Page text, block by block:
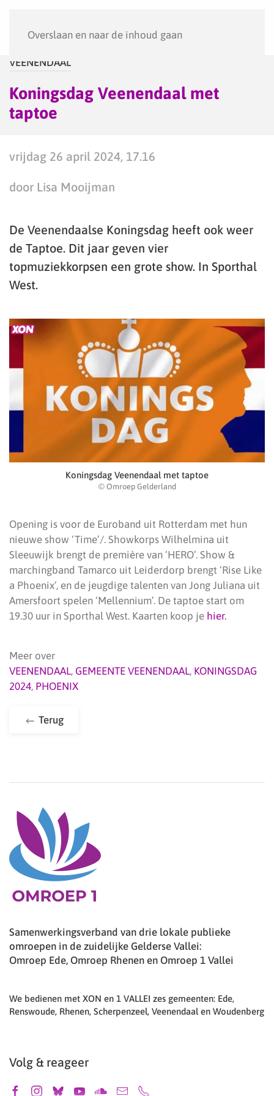
Overslaan en naar de inhoud gaan
VEENENDAAL
Koningsdag Veenendaal met
taptoe
vrijdag 26 april 2024, 17.16
door Lisa Mooijman
De Veenendaalse Koningsdag heeft ook weer
de Taptoe. Dit jaar geven vier
topmuziekkorpsen een grote show. In Sporthal
West.
Koningsdag Veenendaal met taptoe
© Omroep Gelderland
Opening is voor de Euroband uit Rotterdam met hun
nieuwe show ‘Time’/. Showkorps Wilhelmina uit
Sleeuwijk brengt de première van ‘HERO’. Show &
marchingband Tamarco uit Leiderdorp brengt ‘Rise Like
a Phoenix’, en de jeugdige talenten van Jong Juliana uit
Amersfoort spelen ‘Mellennium’. De taptoe start om
19.30 uur in Sporthal West. Kaarten koop je hier.
Meer over
VEENENDAAL, GEMEENTE VEENENDAAL, KONINGSDAG
2024, PHOENIX
Terug
Samenwerkingsverband van drie lokale publieke
omroepen in de zuidelijke Gelderse Vallei:
Omroep Ede, Omroep Rhenen en Omroep 1 Vallei
We bedienen met XON en 1 VALLEI zes gemeenten: Ede,
Renswoude, Rhenen, Scherpenzeel, Veenendaal en Woudenberg
Volg & reageer